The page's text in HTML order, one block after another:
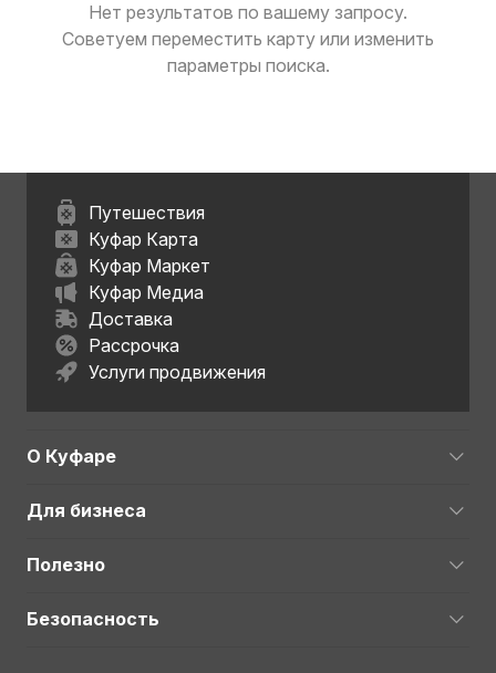
Нет результатов по вашему запросу.
Советуем переместить карту или изменить
параметры поиска.
Путешествия
Куфар Карта
Куфар Маркет
Куфар Медиа
Доставка
Рассрочка
Услуги продвижения
О Куфаре
Для бизнеса
Полезно
Безопасность